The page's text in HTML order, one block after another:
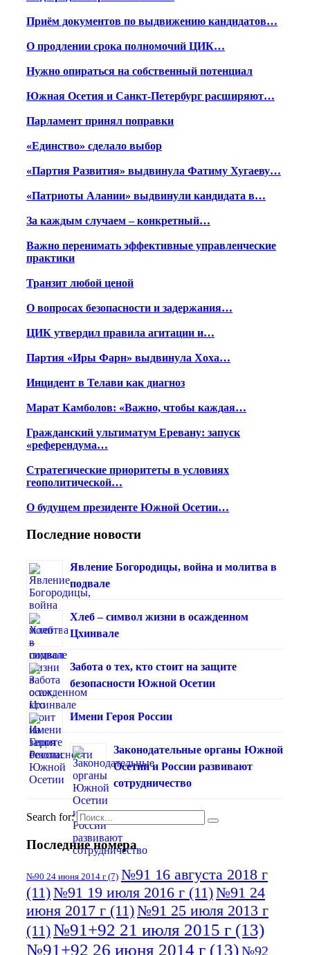
Приём документов по выдвижению кандидатов…
О продлении срока полномочий ЦИК…
Нужно опираться на собственный потенциал
Южная Осетия и Санкт-Петербург расширяют…
Парламент принял поправки
«Единство» сделало выбор
«Партия Развития» выдвинула Фатиму Хугаеву…
«Патриоты Алании» выдвинули кандидата в…
За каждым случаем – конкретный…
Важно перенимать эффективные управленческие
практики
Транзит любой ценой
О вопросах безопасности и задержания…
ЦИК утвердил правила агитации и…
Партия «Иры Фарн» выдвинула Хоха…
Инцидент в Телави как диагноз
Марат Камболов: «Важно, чтобы каждая…
Гражданский ультиматум Еревану: запуск
«референдума…
Стратегические приоритеты в условиях
геополитической…
О будущем президенте Южной Осетии…
Последние новости
Явление Богородицы, война и молитва в
подвале
Хлеб – символ жизни в осажденном
Цхинвале
Забота о тех, кто стоит на защите
безопасности Южной Осетии
Имени Героя России
Законодательные органы Южной
Осетии и России развивают
сотрудничество
Search for:
Последние номера
№90 24 июня 2014 г (7) №91 16 августа 2018 г
(11)№91 19 июля 2016 г (11)№91 24
июня 2017 г (11)№91 25 июля 2013 г
(11)№91+92 21 июля 2015 г (13)
№91+92 26 июня 2014 г (13)№92